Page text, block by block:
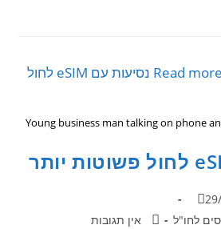
Young business man talking on phone
לחו"ל אין תגובות